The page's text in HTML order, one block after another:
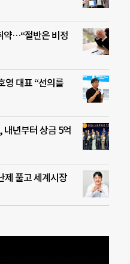
약…“절반은 비정
영 대표 “선의를
내년부터 상금 5억
제 풀고 세계시장